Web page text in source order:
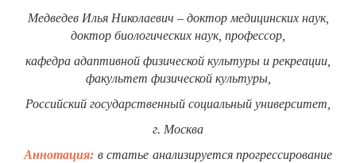
Медведев Илья Николаевич – доктор медицинских наук,
доктор биологических наук, профессор,
кафедра адаптивной физической культуры и рекреации,
факультет физической культуры,
Российский государственный социальный университет,
г. Москва
Аннотация: в статье анализируется прогрессирование